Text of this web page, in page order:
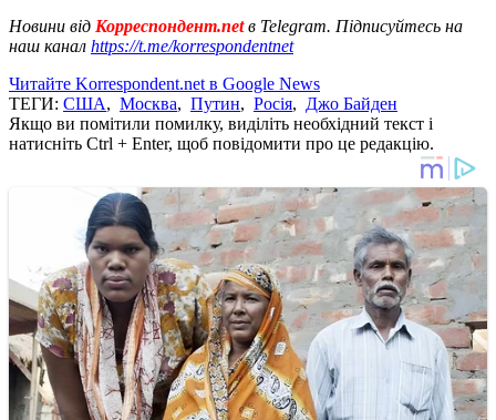
Новини від Корреспондент.netв Telegram. Підписуйтесь на
наш канал https://t.me/korrespondentnet
Читайте Korrespondent.net в Google News
ТЕГИ: США, Москва, Путин, Росія, Джо Байден
Якщо ви помітили помилку, виділіть необхідний текст і
натисніть Ctrl + Enter, щоб повідомити про це редакцію.